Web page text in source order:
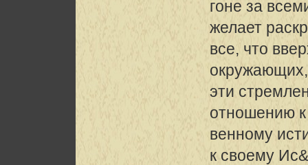
гоне за
желает
все, что
эти
отношению
венному
к своему Ис&